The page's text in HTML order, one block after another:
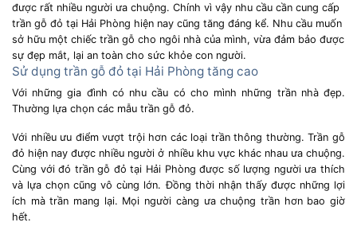
được rất nhiều người ưa chuộng. Chính vì vậy nhu cầu cần cung cấp
trần gỗ đỏ tại Hải Phòng hiện nay cũng tăng đáng kể. Nhu cầu muốn
sở hữu một chiếc trần gỗ cho ngôi nhà của mình, vừa đảm bảo được
sự đẹp mắt, lại an toàn cho sức khỏe con người.
Sử dụng trần gỗ đỏ tại Hải Phòng tăng cao
Với những gia đình có nhu cầu có cho mình những trần nhà đẹp.
Thường lựa chọn các mẫu trần gỗ đỏ.
Với nhiều ưu điểm vượt trội hơn các loại trần thông thường. Trần gỗ
đỏ hiện nay được nhiều người ở nhiều khu vực khác nhau ưa chuộng.
Cùng với đó trần gỗ đỏ tại Hải Phòng được số lượng người ưa thích
và lựa chọn cũng vô cùng lớn. Đồng thời nhận thấy được những lợi
ích mà trần mang lại. Mọi người càng ưa chuộng trần hơn bao giờ
hết.